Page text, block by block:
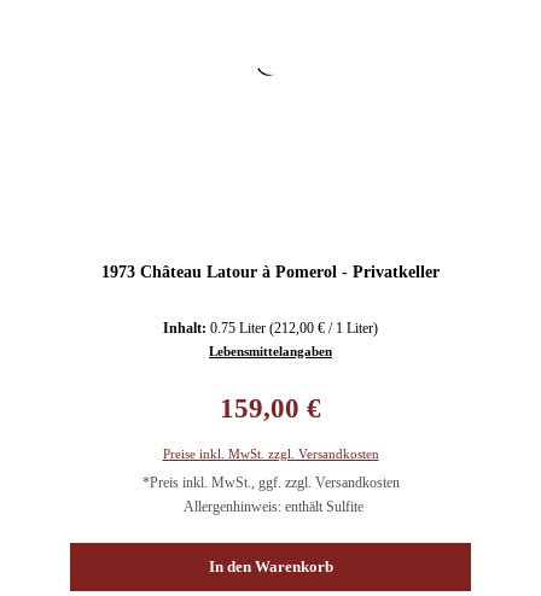
1973 Château Latour à Pomerol - Privatkeller
Inhalt: 0.75 Liter (212,00 € / 1 Liter)
Lebensmittelangaben
159,00 €
Preise inkl. MwSt. zzgl. Versandkosten
*Preis inkl. MwSt., ggf. zzgl. Versandkosten
Allergenhinweis: enthält Sulfite
In den Warenkorb